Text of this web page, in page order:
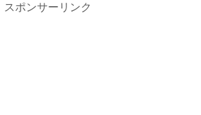
スポンサーリンク